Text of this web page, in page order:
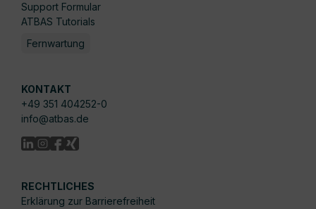
Support Formular
ATBAS Tutorials
Fernwartung
KONTAKT
+49 351 404252-0
info@atbas.de
RECHTLICHES
Erklärung zur Barrierefreiheit